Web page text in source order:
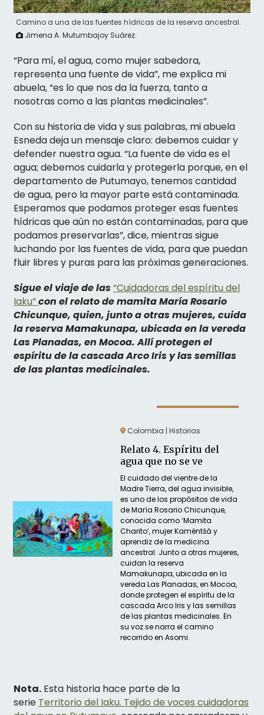
Camino a una de las fuentes hídricas de la reserva ancestral.
Jimena A. Mutumbajoy Suárez.
“Para mí, el agua, como mujer sabedora,
representa una fuente de vida”, me explica mi
abuela, “es lo que nos da la fuerza, tanto a
nosotras como a las plantas medicinales”.
Con su historia de vida y sus palabras, mi abuela
Esneda deja un mensaje claro: debemos cuidar y
defender nuestra agua. “La fuente de vida es el
agua; debemos cuidarla y protegerla porque, en el
departamento de Putumayo, tenemos cantidad
de agua, pero la mayor parte está contaminada.
Esperamos que podamos proteger esas fuentes
hídricas que aún no están contaminadas, para que
podamos preservarlas”, dice, mientras sigue
luchando por las fuentes de vida, para que puedan
fluir libres y puras para las próximas generaciones.
Sigue el viaje de las“Cuidadoras del espíritu del
Iaku”con el relato de mamita María Rosario
Chicunque, quien, junto a otras mujeres, cuida
la reserva Mamakunapa, ubicada en la vereda
Las Planadas, en Mocoa. Allí protegen el
espíritu de la cascada Arco Iris y las semillas
de las plantas medicinales.
Colombia | Historias
Relato 4. Espíritu del
agua que no se ve
El cuidado del vientre de la
Madre Tierra, del agua invisible,
es uno de los propósitos de vida
de María Rosario Chicunque,
conocida como ‘Mamita
Charito’, mujer Kamëntšá y
aprendiz de la medicina
ancestral. Junto a otras mujeres,
cuidan la reserva
Mamakunapa, ubicada en la
vereda Las Planadas, en Mocoa,
donde protegen el espíritu de la
cascada Arco Iris y las semillas
de las plantas medicinales. En
su voz se narra el camino
recorrido en Asomi.
Nota. Esta historia hace parte de la
serie Territorio del Iaku. Tejido de voces cuidadoras